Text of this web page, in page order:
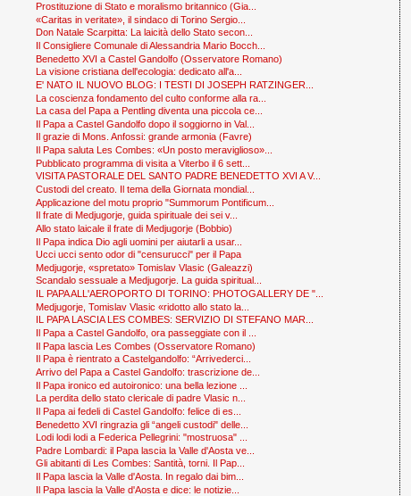
Prostituzione di Stato e moralismo britannico (Gia...
«Caritas in veritate», il sindaco di Torino Sergio...
Don Natale Scarpitta: La laicità dello Stato secon...
Il Consigliere Comunale di Alessandria Mario Bocch...
Benedetto XVI a Castel Gandolfo (Osservatore Romano)
La visione cristiana dell'ecologia: dedicato all'a...
E' NATO IL NUOVO BLOG: I TESTI DI JOSEPH RATZINGER...
La coscienza fondamento del culto conforme alla ra...
La casa del Papa a Pentling diventa una piccola ce...
Il Papa a Castel Gandolfo dopo il soggiorno in Val...
Il grazie di Mons. Anfossi: grande armonia (Favre)
Il Papa saluta Les Combes: «Un posto meraviglioso»...
Pubblicato programma di visita a Viterbo il 6 sett...
VISITA PASTORALE DEL SANTO PADRE BENEDETTO XVI A V...
Custodi del creato. Il tema della Giornata mondial...
Applicazione del motu proprio "Summorum Pontificum...
Il frate di Medjugorje, guida spirituale dei sei v...
Allo stato laicale il frate di Medjugorje (Bobbio)
Il Papa indica Dio agli uomini per aiutarli a usar...
Ucci ucci sento odor di "censurucci" per il Papa
Medjugorje, «spretato» Tomislav Vlasic (Galeazzi)
Scandalo sessuale a Medjugorje. La guida spiritual...
IL PAPA ALL'AEROPORTO DI TORINO: PHOTOGALLERY DE "...
Medjugorje, Tomislav Vlasic «ridotto allo stato la...
IL PAPA LASCIA LES COMBES: SERVIZIO DI STEFANO MAR...
Il Papa a Castel Gandolfo, ora passeggiate con il ...
Il Papa lascia Les Combes (Osservatore Romano)
Il Papa è rientrato a Castelgandolfo: “Arrivederci...
Arrivo del Papa a Castel Gandolfo: trascrizione de...
Il Papa ironico ed autoironico: una bella lezione ...
La perdita dello stato clericale di padre Vlasic n...
Il Papa ai fedeli di Castel Gandolfo: felice di es...
Benedetto XVI ringrazia gli “angeli custodi" delle...
Lodi lodi lodi a Federica Pellegrini: "mostruosa" ...
Padre Lombardi: il Papa lascia la Valle d'Aosta ve...
Gli abitanti di Les Combes: Santità, torni. Il Pap...
Il Papa lascia la Valle d'Aosta. In regalo dai bim...
Il Papa lascia la Valle d'Aosta e dice: le notizie...